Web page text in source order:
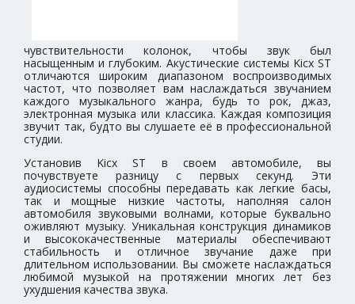
чувствительности колонок, чтобы звук был
насыщенным и глубоким. Акустические системы Kicx ST
отличаются широким диапазоном воспроизводимых
частот, что позволяет вам наслаждаться звучанием
каждого музыкального жанра, будь то рок, джаз,
электронная музыка или классика. Каждая композиция
звучит так, будто вы слушаете её в профессиональной
студии.
Установив Kicx ST в своем автомобиле, вы
почувствуете разницу с первых секунд. Эти
аудиосистемы способны передавать как легкие басы,
так и мощные низкие частоты, наполняя салон
автомобиля звуковыми волнами, которые буквально
оживляют музыку. Уникальная конструкция динамиков
и высококачественные материалы обеспечивают
стабильность и отличное звучание даже при
длительном использовании. Вы сможете наслаждаться
любимой музыкой на протяжении многих лет без
ухудшения качества звука.